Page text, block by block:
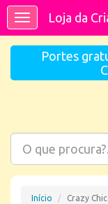
ToggleLoja da
Portes
Início Crazy